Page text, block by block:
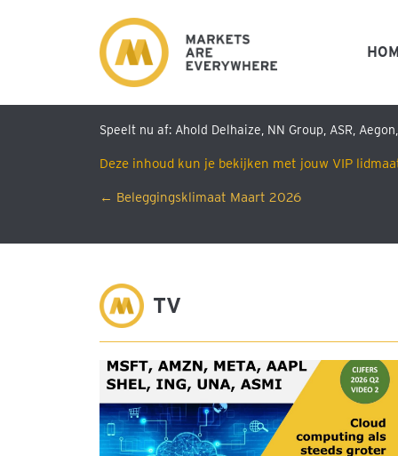
Speelt nu af: Ahold Delhaize, NN Group, ASR,
Deze inhoud kun je bekijken met jouw VIP
Posts
← Beleggingsklimaat Maart 2026
M TV